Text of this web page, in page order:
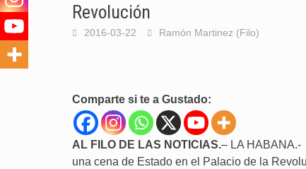
Revolución
2016-03-22 Ramón Martinez (Filo)
Comparte si te a Gustado:
AL FILO DE LAS NOTICIAS.– LA HABANA.-
una cena de Estado en el Palacio de la